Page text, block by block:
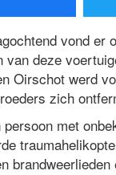
vond
van deze
Oirschot werd
zich
met